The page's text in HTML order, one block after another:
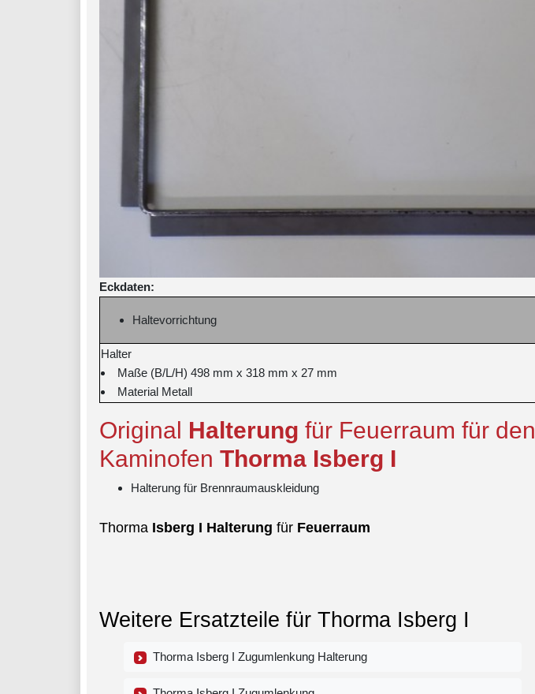
Eckdaten:
Haltevorrichtung
Halter
Maße (B/L/H) 498 mm x 318 mm x 27 mm
Material Metall
Original Halterung für Feuerraum für den
Kaminofen Thorma Isberg I
Halterung für Brennraumauskleidung
Thorma Isberg I Halterung für Feuerraum
Weitere Ersatzteile für Thorma Isberg I
Thorma Isberg I Zugumlenkung Halterung